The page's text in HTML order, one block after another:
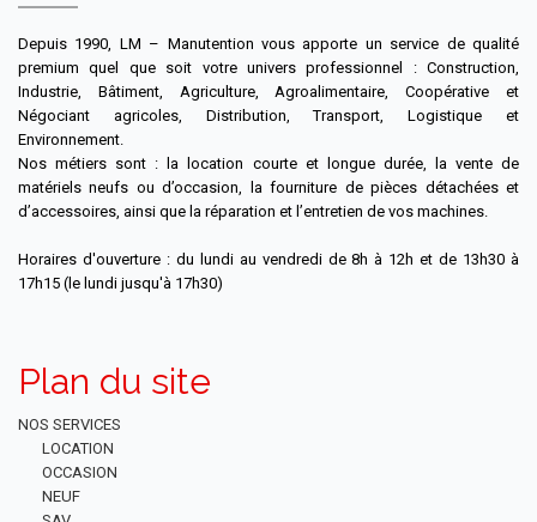
Depuis 1990, LM – Manutention vous apporte un service de qualité
premium quel que soit votre univers professionnel : Construction,
Industrie, Bâtiment, Agriculture, Agroalimentaire, Coopérative et
Négociant agricoles, Distribution, Transport, Logistique et
Environnement.
Nos métiers sont : la location courte et longue durée, la vente de
matériels neufs ou d’occasion, la fourniture de pièces détachées et
d’accessoires, ainsi que la réparation et l’entretien de vos machines.
Horaires d'ouverture : du lundi au vendredi de 8h à 12h et de 13h30 à
17h15 (le lundi jusqu'à 17h30)
Plan du site
NOS SERVICES
LOCATION
OCCASION
NEUF